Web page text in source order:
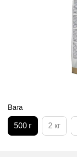
Вага
500 г 2 кг